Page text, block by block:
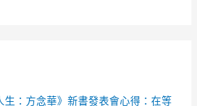
生：方念華》新書發表會心得：在等